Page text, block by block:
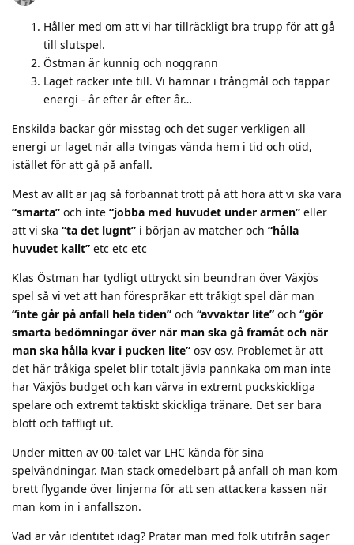
Håller med om att vi har tillräckligt bra trupp för att gå
till slutspel.
Östman är kunnig och noggrann
Laget räcker inte till. Vi hamnar i trångmål och tappar
energi - år efter år efter år…
Enskilda backar gör misstag och det suger verkligen all
energi ur laget när alla tvingas vända hem i tid och otid,
istället för att gå på anfall.
Mest av allt är jag så förbannat trött på att höra att vi ska vara
“smarta” och inte “jobba med huvudet under armen” eller
att vi ska “ta det lugnt” i början av matcher och “hålla
huvudet kallt” etc etc etc
Klas Östman har tydligt uttryckt sin beundran över Växjös
spel så vi vet att han förespråkar ett tråkigt spel där man
“inte går på anfall hela tiden” och “avvaktar lite” och “gör
smarta bedömningar över när man ska gå framåt och när
man ska hålla kvar i pucken lite” osv osv. Problemet är att
det här tråkiga spelet blir totalt jävla pannkaka om man inte
har Växjös budget och kan värva in extremt puckskickliga
spelare och extremt taktiskt skickliga tränare. Det ser bara
blött och taffligt ut.
Under mitten av 00-talet var LHC kända för sina
spelvändningar. Man stack omedelbart på anfall oh man kom
brett flygande över linjerna för att sen attackera kassen när
man kom in i anfallszon.
Vad är vår identitet idag? Pratar man med folk utifrån säger